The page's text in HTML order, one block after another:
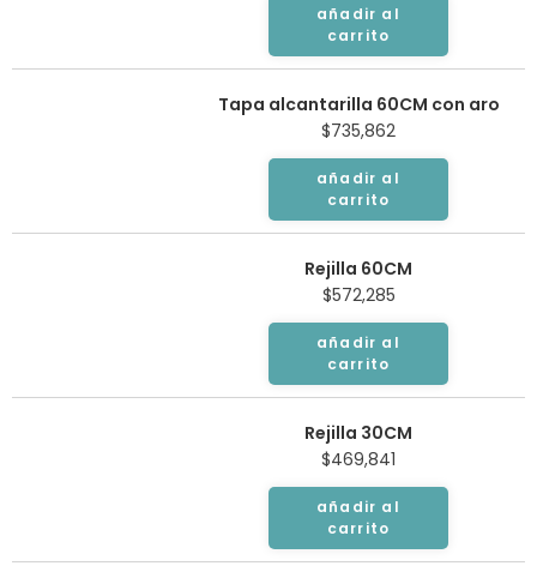
añadir al
carrito
Tapa alcantarilla 60CM con aro
$735,862
añadir al
carrito
Rejilla 60CM
$572,285
añadir al
carrito
Rejilla 30CM
$469,841
añadir al
carrito